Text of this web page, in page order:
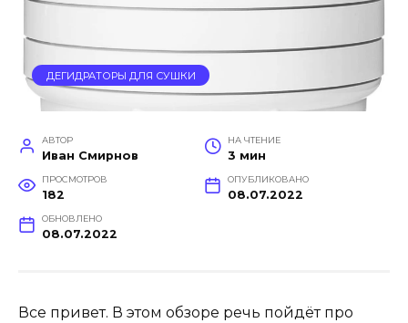
ДЕГИДРАТОРЫ ДЛЯ СУШКИ
АВТОР
Иван Смирнов
НА ЧТЕНИЕ
3 мин
ПРОСМОТРОВ
182
ОПУБЛИКОВАНО
08.07.2022
ОБНОВЛЕНО
08.07.2022
Все привет. В этом обзоре речь пойдёт про